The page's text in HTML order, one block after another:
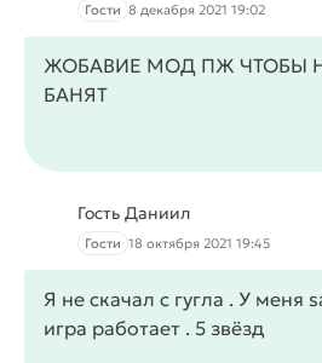
Гости 8 декабря 2021 19:02
ЖОБАВИЕ МОД ПЖ ЧТОБЫ
БАНЯТ
Гость Даниил
Гости 18 октября 2021 19:45
Я не скачал с гугла . У меня
игра работает . 5 звёзд